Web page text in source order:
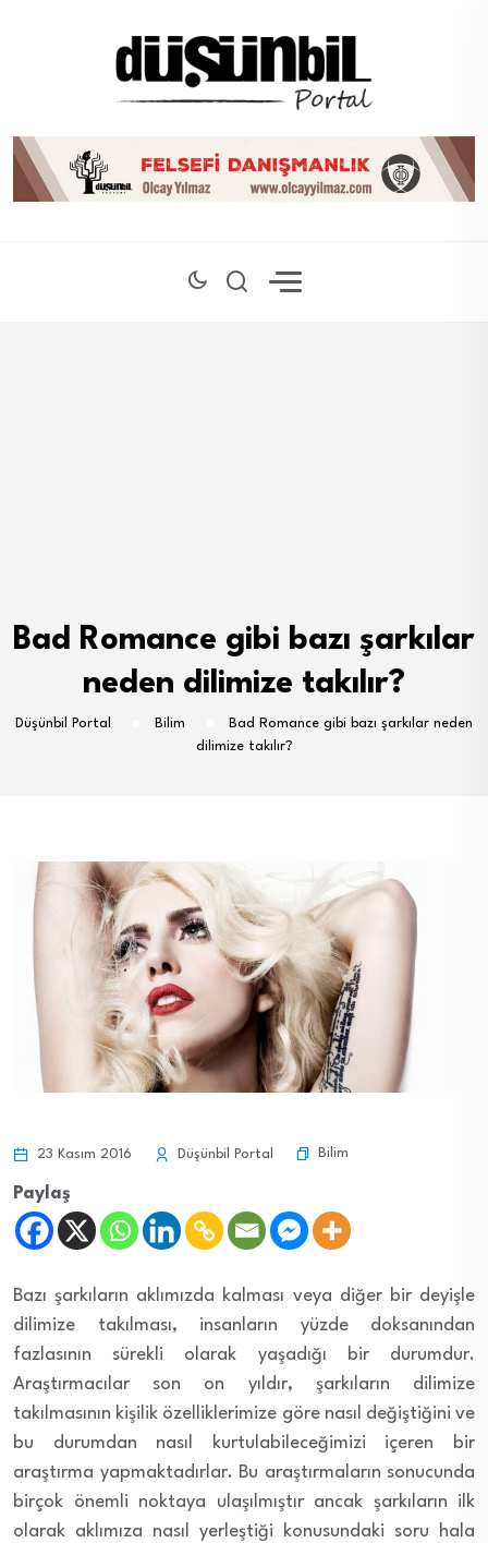
Bad Romance gibi bazı şarkılar
neden dilimize takılır?
Düşünbil Portal Bilim
Bad Romance gibi bazı şarkılar neden
dilimize takılır?
23 Kasım 2016 Düşünbil Portal Bilim
Paylaş
Bazı şarkıların aklımızda kalması veya diğer bir deyişle
dilimize takılması, insanların yüzde doksanından
fazlasının sürekli olarak yaşadığı bir durumdur.
Araştırmacılar son on yıldır, şarkıların dilimize
takılmasının kişilik özelliklerimize göre nasıl değiştiğini ve
bu durumdan nasıl kurtulabileceğimizi içeren bir
araştırma yapmaktadırlar. Bu araştırmaların sonucunda
birçok önemli noktaya ulaşılmıştır ancak şarkıların ilk
olarak aklımıza nasıl yerleştiği konusundaki soru hala